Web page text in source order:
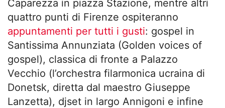
Caparezza in piazza Stazione, mentre altri
quattro punti di Firenze ospiteranno
appuntamenti per tutti i gusti: gospel in
Santissima Annunziata (Golden voices of
gospel), classica di fronte a Palazzo
Vecchio (l’orchestra filarmonica ucraina di
Donetsk, diretta dal maestro Giuseppe
Lanzetta), djset in largo Annigoni e infine